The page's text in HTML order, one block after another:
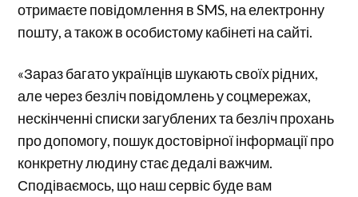
отримаєте повідомлення в SMS, на електронну
пошту, а також в особистому кабінеті на сайті.
«Зараз багато українців шукають своїх рідних,
але через безліч повідомлень у соцмережах,
нескінченні списки загублених та безліч прохань
про допомогу, пошук достовірної інформації про
конкретну людину стає дедалі важчим.
Сподіваємось, що наш сервіс буде вам